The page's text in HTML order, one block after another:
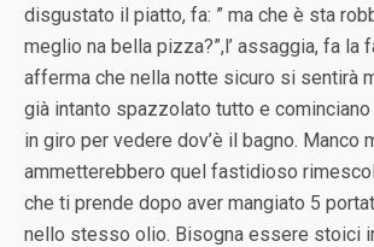
disgustato il piatto, fa: ” ma che è sta
meglio na bella pizza?”,l’ assaggia, fa la
afferma che nella notte sicuro si sentirà
già intanto spazzolato tutto e
in giro per vedere dov’è il bagno. Manco
ammetterebbero quel fastidioso
che ti prende dopo aver mangiato 5
nello stesso olio. Bisogna essere stoici